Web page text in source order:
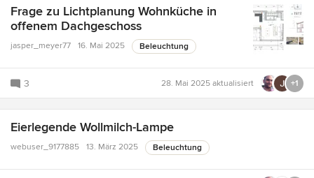
Frage zu Lichtplanung Wohnküche in
offenem Dachgeschoss
jasper_meyer77 16. Mai 2025 Beleuchtung
3 28. Mai 2025 aktualisiert +1
Eierlegende Wollmilch-Lampe
webuser_9177885 13. März 2025 Beleuchtung